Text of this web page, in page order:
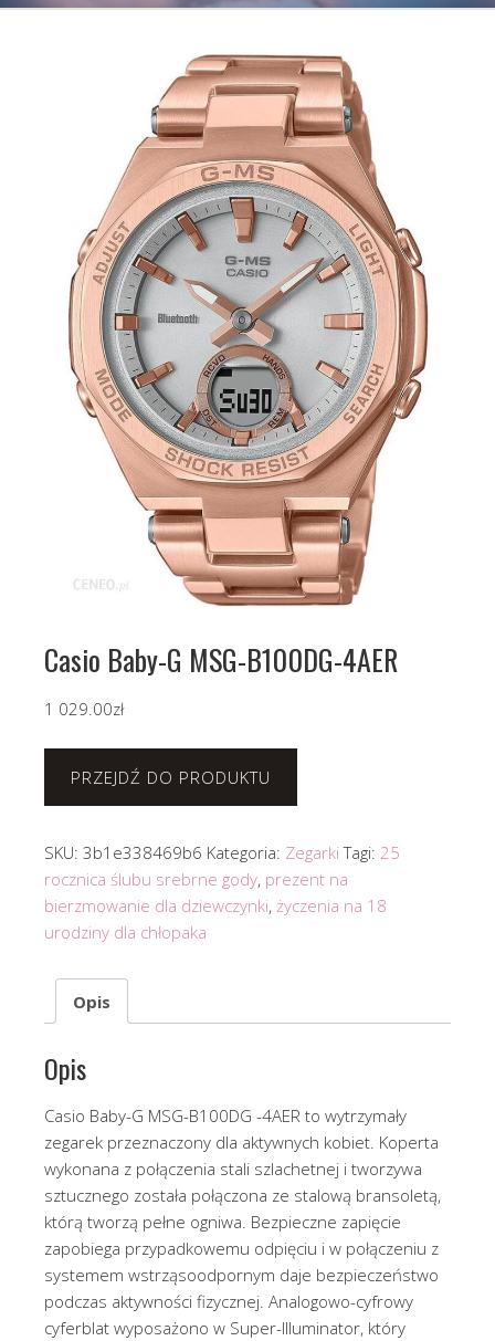
Casio Baby-G MSG-B100DG-4AER
1 029.00zł
PRZEJDŹ DO PRODUKTU
SKU: 3b1e338469b6 Kategoria: Zegarki Tagi: 25
rocznica ślubu srebrne gody, prezent na
bierzmowanie dla dziewczynki, życzenia na 18
urodziny dla chłopaka
Opis
Opis
Casio Baby-G MSG-B100DG -4AER to wytrzymały
zegarek przeznaczony dla aktywnych kobiet. Koperta
wykonana z połączenia stali szlachetnej i tworzywa
sztucznego została połączona ze stalową bransoletą,
którą tworzą pełne ogniwa. Bezpieczne zapięcie
zapobiega przypadkowemu odpięciu i w połączeniu z
systemem wstrząsoodpornym daje bezpieczeństwo
podczas aktywności fizycznej. Analogowo-cyfrowy
cyferblat wyposażono w Super-Illuminator, który